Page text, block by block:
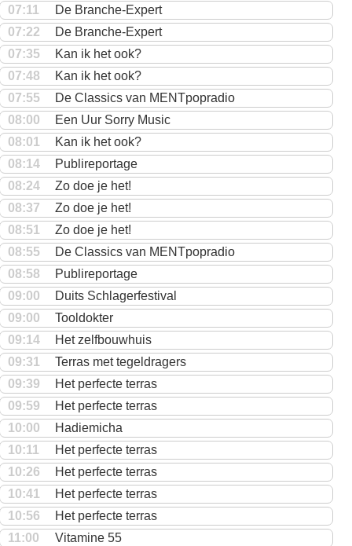
07:11
De Branche-Expert
07:22
De Branche-Expert
07:35
Kan ik het ook?
07:48
Kan ik het ook?
07:55
De Classics van MENTpopradio
08:00
Een Uur Sorry Music
08:01
Kan ik het ook?
08:14
Publireportage
08:24
Zo doe je het!
08:37
Zo doe je het!
08:51
Zo doe je het!
08:55
De Classics van MENTpopradio
08:58
Publireportage
09:00
Duits Schlagerfestival
09:00
Tooldokter
09:14
Het zelfbouwhuis
09:31
Terras met tegeldragers
09:39
Het perfecte terras
09:59
Het perfecte terras
10:00
Hadiemicha
10:11
Het perfecte terras
10:26
Het perfecte terras
10:41
Het perfecte terras
10:56
Het perfecte terras
11:00
Vitamine 55